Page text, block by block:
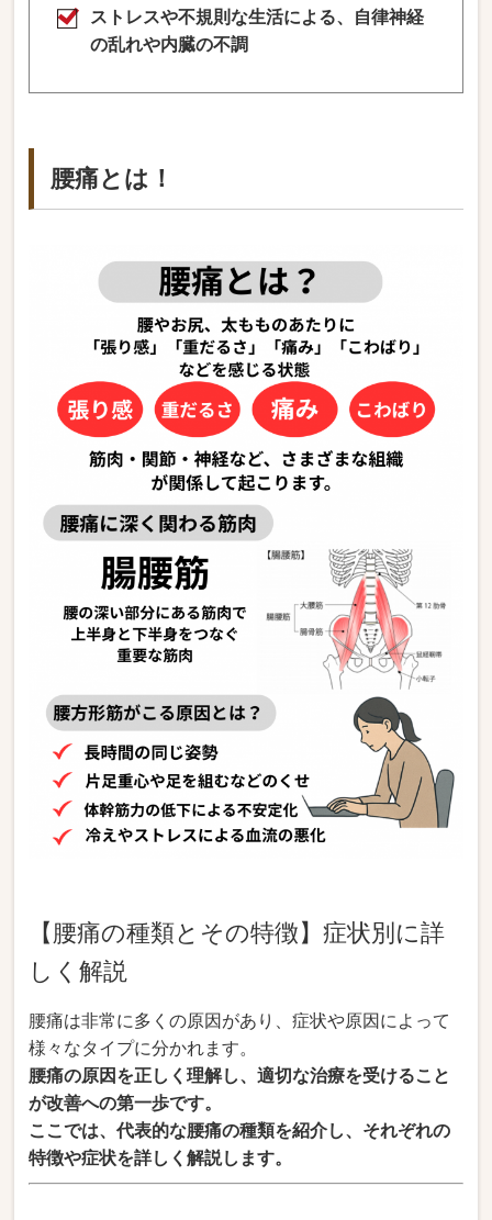
ストレスや不規則な生活による、自律神経
の乱れや内臓の不調
腰痛とは！
【腰痛の種類とその特徴】症状別に詳
しく解説
腰痛は非常に多くの原因があり、症状や原因によって
様々なタイプに分かれます。
腰痛の原因を正しく理解し、適切な治療を受けること
が改善への第一歩です。
ここでは、代表的な腰痛の種類を紹介し、それぞれの
特徴や症状を詳しく解説します。